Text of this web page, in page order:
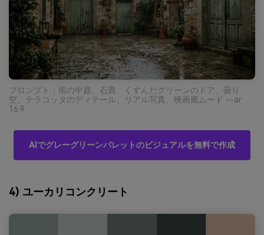
プロンプト：雨の中庭、石畳、くすんだグリーンのドア、曇り
空、テラコッタのディテール、リアル写真、映画風ムード --ar
16:9
AIでグレーグリーンパレットのビジュアルを無料で作成
4) ユーカリコンクリート